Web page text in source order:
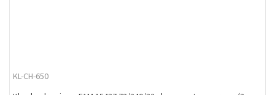
KL-CH-650